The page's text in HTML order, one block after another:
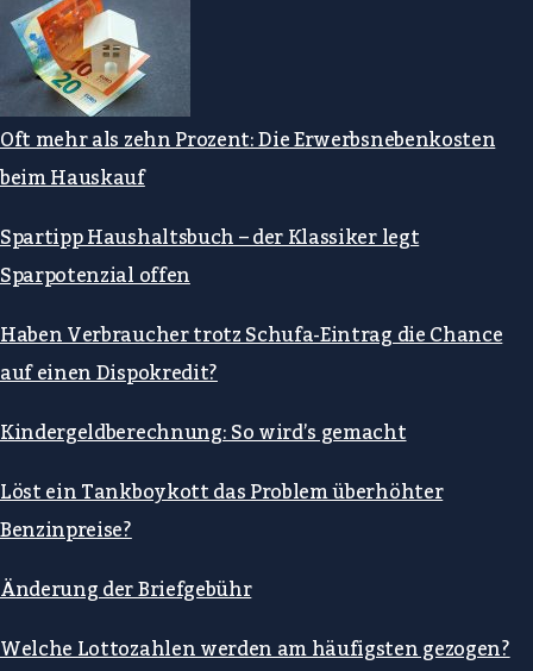
Oft mehr als zehn Prozent: Die Erwerbsnebenkosten
beim Hauskauf
Spartipp Haushaltsbuch – der Klassiker legt
Sparpotenzial offen
Haben Verbraucher trotz Schufa-Eintrag die Chance
auf einen Dispokredit?
Kindergeldberechnung: So wird’s gemacht
Löst ein Tankboykott das Problem überhöhter
Benzinpreise?
Änderung der Briefgebühr
Welche Lottozahlen werden am häufigsten gezogen?